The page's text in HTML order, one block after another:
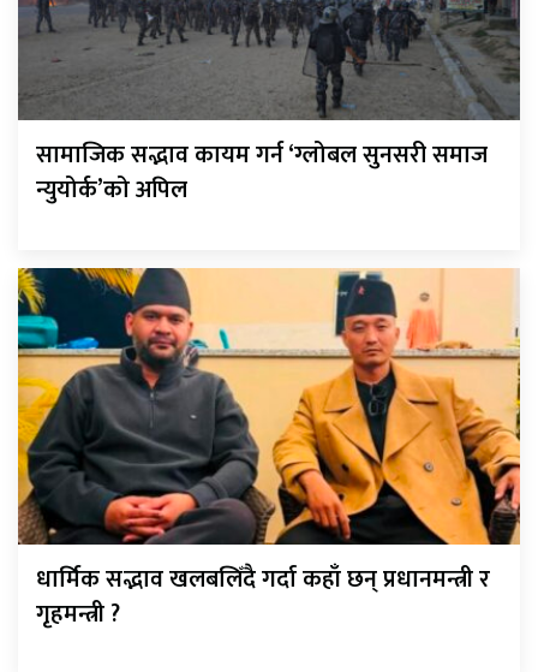
सामाजिक सद्भाव कायम गर्न ‘ग्लोबल सुनसरी समाज
न्युयोर्क’को अपिल
धार्मिक सद्भाव खलबलिँदै गर्दा कहाँ छन् प्रधानमन्त्री र
गृहमन्त्री ?